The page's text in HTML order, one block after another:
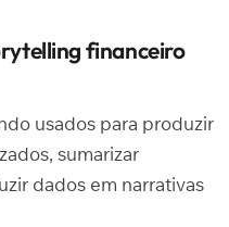
financeiro
usados para produzir
sumarizar
dados em narrativas